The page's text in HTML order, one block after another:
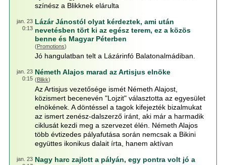
színész a Blikknek elárulta
jan. 23
0:13
Lázár Jánostól olyat kérdeztek, ami után
nevetésben tört ki az egész terem, ez a közös
benne és Magyar Péterben
(Promotions)
Jó hangulatban telt a Lázárinfó Balatonalmádiban.
jan. 23
0:15
Németh Alajos marad az Artisjus elnöke
(Blikk)
Az Artisjus vezetősége ismét Németh Alajost,
közismert becenevén "Lojzit" választotta az egyesület
elnökének. A döntéssel a tagok kifejezték bizalmukat
az ismert zenész-dalszerző iránt, aki már a harmadik
ciklusát kezdi meg a szervezet élén. Németh Alajos
több évtizedes pályafutása során nemcsak a Bikini
együttes ikonikus dalait írta, hanem aktívan
jan. 23 Nagy harc zajlott a pályán, egy pontra volt jó a